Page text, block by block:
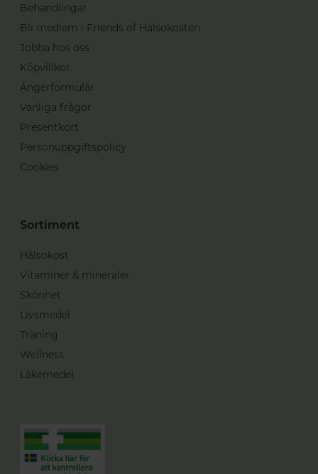
Behandlingar
Bli medlem i Friends of Hälsokosten
Jobba hos oss
Köpvillkor
Ångerformulär
Vanliga frågor
Presentkort
Personuppgiftspolicy
Cookies
Sortiment
Hälsokost
Vitaminer & mineraler
Skönhet
Livsmedel
Träning
Wellness
Läkemedel